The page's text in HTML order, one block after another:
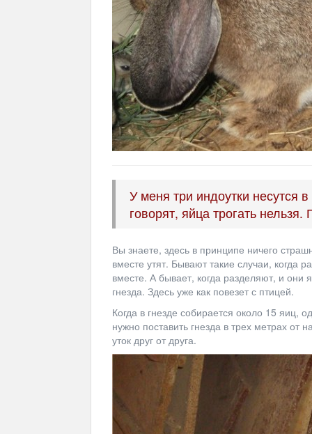
У меня три индоутки несутся
говорят, яйца трогать
Вы знаете, здесь в принципе ничего
вместе утят. Бывают такие случаи, когда
вместе. А бывает, когда разделяют, и
гнезда. Здесь уже как повезет с птицей.
Когда в гнезде собирается около 15 яиц,
нужно поставить гнезда в трех метрах от
уток друг от друга.